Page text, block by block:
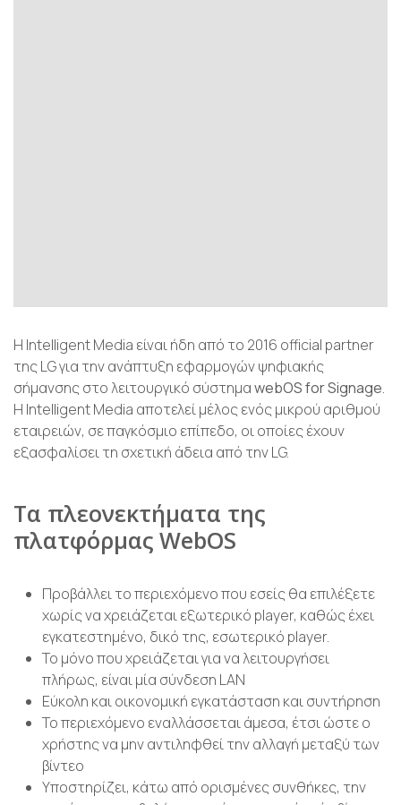
Η Intelligent Media είναι ήδη από το 2016 official partner
της LG για την ανάπτυξη εφαρμογών ψηφιακής
σήμανσης στο λειτουργικό σύστημαwebOS for Signage.
Η Intelligent Media αποτελεί μέλος ενός μικρού αριθμού
εταιρειών, σε παγκόσμιο επίπεδο, οι οποίες έχουν
εξασφαλίσει τη σχετική άδεια από την LG.
Τα πλεονεκτήματα της
πλατφόρμας WebOS
Προβάλλει το περιεχόμενο που εσείς θα επιλέξετε
χωρίς να χρειάζεται εξωτερικό player, καθώς έχει
εγκατεστημένο, δικό της, εσωτερικό player.
Το μόνο που χρειάζεται για να λειτουργήσει
πλήρως, είναι μία σύνδεση LAN
Εύκολη και οικονομική εγκατάσταση και συντήρηση
Το περιεχόμενο εναλλάσσεται άμεσα, έτσι ώστε ο
χρήστης να μην αντιληφθεί την αλλαγή μεταξύ των
βίντεο
Υποστηρίζει, κάτω από ορισμένες συνθήκες, την